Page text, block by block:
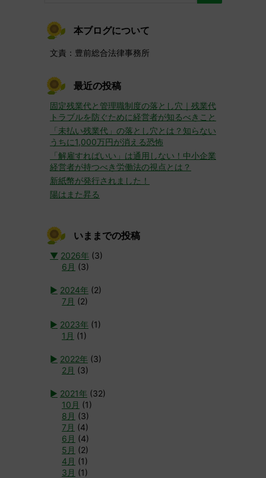
本ブログについて
文責：豊前総合法律事務所
最近の投稿
固定残業代と管理職制度の落とし穴｜残業代
トラブルを防ぐために経営者が知るべきこと
「未払い残業代」の落とし穴とは？知らない
うちに1,000万円が消える恐怖
「解雇すればいい」は通用しない！中小企業
経営者が持つべき労働法の視点とは？
新紙幣が発行されました！
陽はまた昇る
いままでの投稿
▼ 2026年 (3)
6月 (3)
► 2024年 (2)
7月 (2)
► 2023年 (1)
1月 (1)
► 2022年 (3)
2月 (3)
► 2021年 (32)
10月 (1)
8月 (3)
7月 (4)
6月 (4)
5月 (2)
4月 (1)
3月 (1)